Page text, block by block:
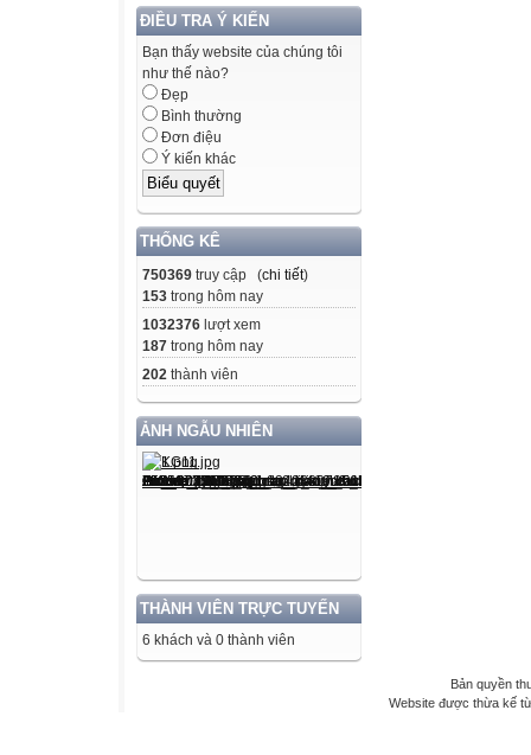
ĐIỀU TRA Ý KIẾN
Bạn thấy website của chúng tôi
như thế nào?
Đẹp
Bình thường
Đơn điệu
Ý kiến khác
THỐNG KÊ
750369 truy cập (chi tiết)
153 trong hôm nay
1032376 lượt xem
187 trong hôm nay
202 thành viên
ẢNH NGẪU NHIÊN
THÀNH VIÊN TRỰC TUYẾN
6 khách và 0 thành viên
Bản quyền
Website được thừa kế